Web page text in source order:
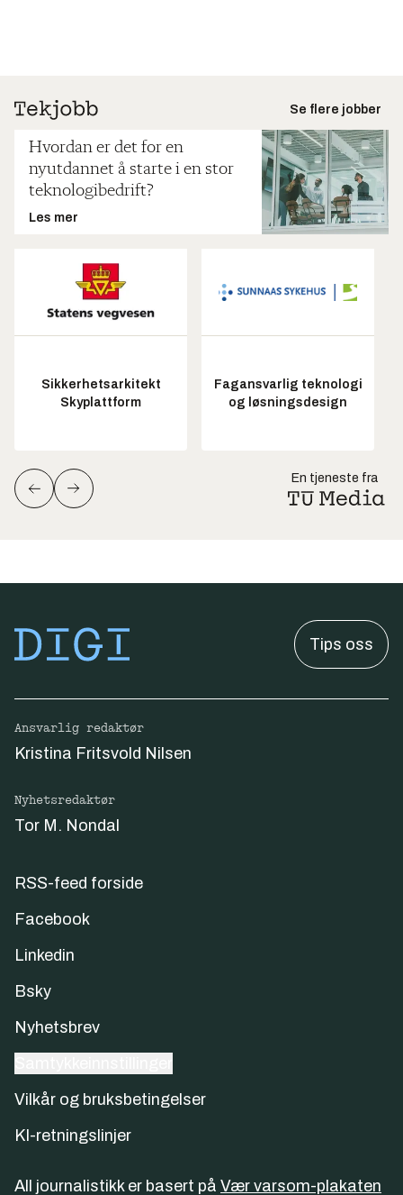
Se flere jobber
Hvordan er det for en
nyutdannet å starte i en stor
teknologibedrift?
Les mer
Sikkerhetsarkitekt
Skyplattform
Fagansvarlig teknologi
og løsningsdesign
En tjeneste fra
Tips oss
Ansvarlig redaktør
Kristina Fritsvold Nilsen
Nyhetsredaktør
Tor M. Nondal
RSS-feed forside
Facebook
Linkedin
Bsky
Nyhetsbrev
Vilkår og bruksbetingelser
KI-retningslinjer
All journalistikk er basert på Vær varsom-plakaten